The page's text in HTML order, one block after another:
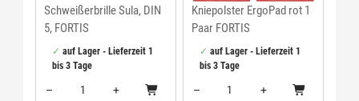
Schweißerbrille Sula, DIN
5, FORTIS
auf Lager - Lieferzeit 1
bis 3 Tage
–
+
Kniepolster ErgoPad rot 1
Paar FORTIS
auf Lager - Lieferzeit 1
bis 3 Tage
–
+